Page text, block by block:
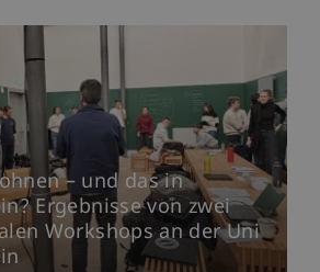
– und das in
Ergebnisse von zwei
Workshops an der Uni